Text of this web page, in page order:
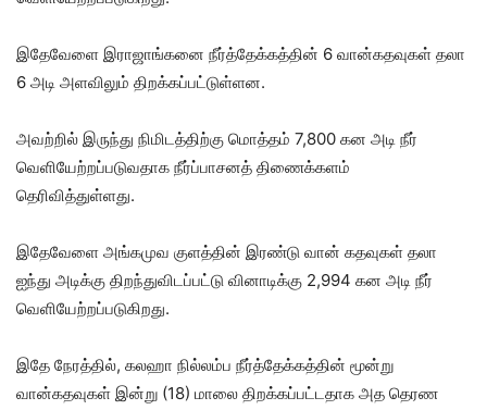
இதேவேளை இராஜாங்கனை நீர்த்தேக்கத்தின் 6 வான்கதவுகள் தலா
6 அடி அளவிலும் திறக்கப்பட்டுள்ளன.
அவற்றில் இருந்து நிமிடத்திற்கு மொத்தம் 7,800 கன அடி நீர்
வெளியேற்றப்படுவதாக நீர்ப்பாசனத் திணைக்களம்
தெரிவித்துள்ளது.
இதேவேளை அங்கமுவ குளத்தின் இரண்டு வான் கதவுகள் தலா
ஐந்து அடிக்கு திறந்துவிடப்பட்டு வினாடிக்கு 2,994 கன அடி நீர்
வெளியேற்றப்படுகிறது.
இதே நேரத்தில், கலஹா நில்லம்ப நீர்த்தேக்கத்தின் மூன்று
வான்கதவுகள் இன்று (18) மாலை திறக்கப்பட்டதாக அத தெரண